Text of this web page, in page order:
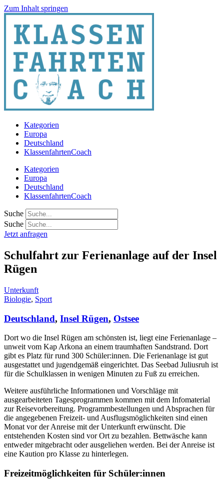
Zum Inhalt springen
Kategorien
Europa
Deutschland
KlassenfahrtenCoach
Kategorien
Europa
Deutschland
KlassenfahrtenCoach
Suche
Suche
Jetzt anfragen
Schulfahrt zur Ferienanlage auf der Insel
Rügen
Unterkunft
Biologie, Sport
Deutschland, Insel Rügen, Ostsee
Dort wo die Insel Rügen am schönsten ist, liegt eine Ferienanlage –
unweit vom Kap Arkona an einem traumhaften Sandstrand. Dort
gibt es Platz für rund 300 Schüler:innen. Die Ferienanlage ist gut
ausgestattet und jugendgemäß eingerichtet. Das Seebad Juliusruh ist
für die Schulklassen in wenigen Minuten zu Fuß zu erreichen.
Weitere ausführliche Informationen und Vorschläge mit
ausgearbeiteten Tagesprogrammen kommen mit dem Infomaterial
zur Reisevorbereitung. Programmbestellungen und Absprachen für
die angegebenen Freizeit- und Ausflugsmöglichkeiten sind einen
Monat vor der Anreise mit der Unterkunft erwünscht. Die
entstehenden Kosten sind vor Ort zu bezahlen. Bettwäsche kann
entweder mitgebracht oder ausgeliehen werden. Bei der Anreise ist
eine Kaution pro Klasse zu hinterlegen.
Freizeitmöglichkeiten für Schüler:innen